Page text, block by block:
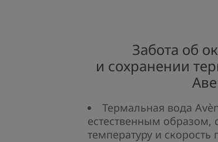
Забота об
и сохранении
Термальная вода
естественным образом,
температуру и скорость